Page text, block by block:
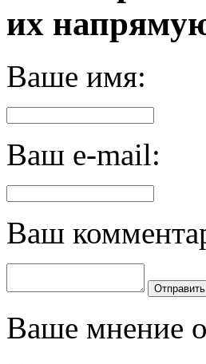
их
Ваше имя:
Ваш e-mail:
Ваш
Отправить
Ваше мнение